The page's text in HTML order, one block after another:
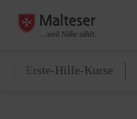
Erste-Hilfe-Kurse